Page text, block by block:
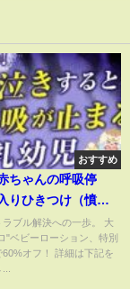
おすすめ
ちゃんの呼吸停
りひきつけ（憤怒
解説
ブル解決への一歩。 大
"ベビーローション、特別
オフ！ 詳細は下記を